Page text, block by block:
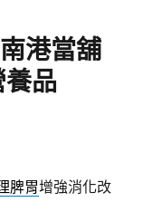
港當舖
品
脾胃增強消化改